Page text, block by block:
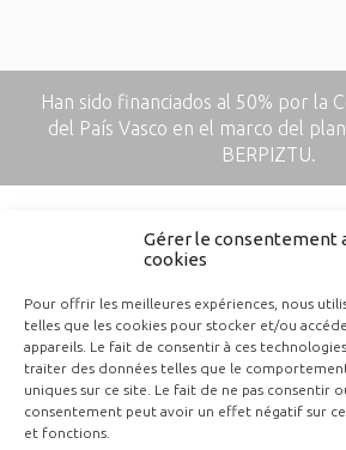
Gérer le consentement
cookies
Pour offrir les meilleures expériences, nous
telles que les cookies pour stocker et/ou
appareils. Le fait de consentir à ces
traiter des données telles que le
uniques sur ce site. Le fait de ne pas consentir
consentement peut avoir un effet négatif sur
et fonctions.
Han sido financiados al 50% por la
del País Vasco en el marco del
BERPIZTU.
Contactar
Notas legales